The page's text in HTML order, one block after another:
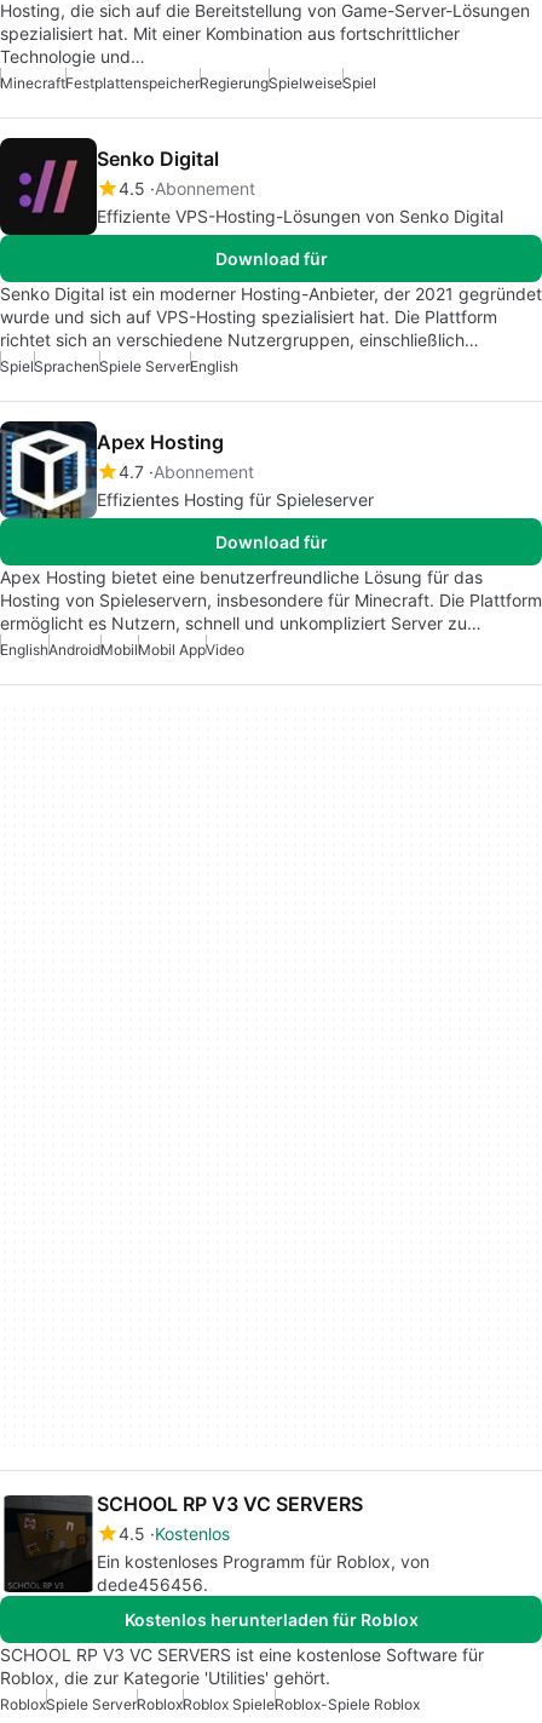
Hosting, die sich auf die Bereitstellung von Game-Server-Lösungen
spezialisiert hat. Mit einer Kombination aus fortschrittlicher
Technologie und…
MinecraftFestplattenspeicherRegierungSpielweiseSpiel
Senko Digital
4.5 Abonnement
Effiziente VPS-Hosting-Lösungen von Senko Digital
Download für
Senko Digital ist ein moderner Hosting-Anbieter, der 2021 gegründet
wurde und sich auf VPS-Hosting spezialisiert hat. Die Plattform
richtet sich an verschiedene Nutzergruppen, einschließlich…
SpielSprachenSpiele ServerEnglish
Apex Hosting
4.7 Abonnement
Effizientes Hosting für Spieleserver
Download für
Apex Hosting bietet eine benutzerfreundliche Lösung für das
Hosting von Spieleservern, insbesondere für Minecraft. Die Plattform
ermöglicht es Nutzern, schnell und unkompliziert Server zu…
EnglishAndroidMobilMobil AppVideo
SCHOOL RP V3 VC SERVERS
4.5 Kostenlos
Ein kostenloses Programm für Roblox, von
dede456456.
Kostenlos herunterladen für Roblox
SCHOOL RP V3 VC SERVERS ist eine kostenlose Software für
Roblox, die zur Kategorie 'Utilities' gehört.
RobloxSpiele ServerRobloxRoblox SpieleRoblox-Spiele Roblox